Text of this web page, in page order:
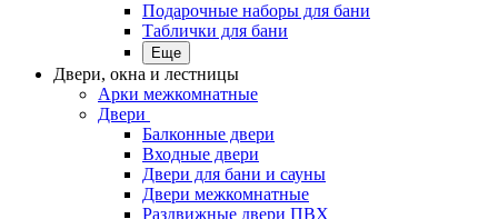
Подарочные наборы для бани
Таблички для бани
Еще
Двери, окна и лестницы
Арки межкомнатные
Двери
Балконные двери
Входные двери
Двери для бани и сауны
Двери межкомнатные
Раздвижные двери ПВХ